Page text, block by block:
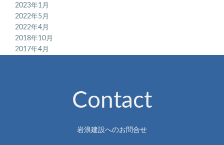
2023年1月
2022年5月
2022年4月
2018年10月
2017年4月
Contact
岩浪建設へのお問合せ